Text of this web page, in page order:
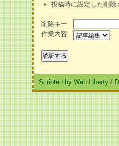
投稿時に設定した削除
削除キー
作業内容
Scripted by Web Liberty /